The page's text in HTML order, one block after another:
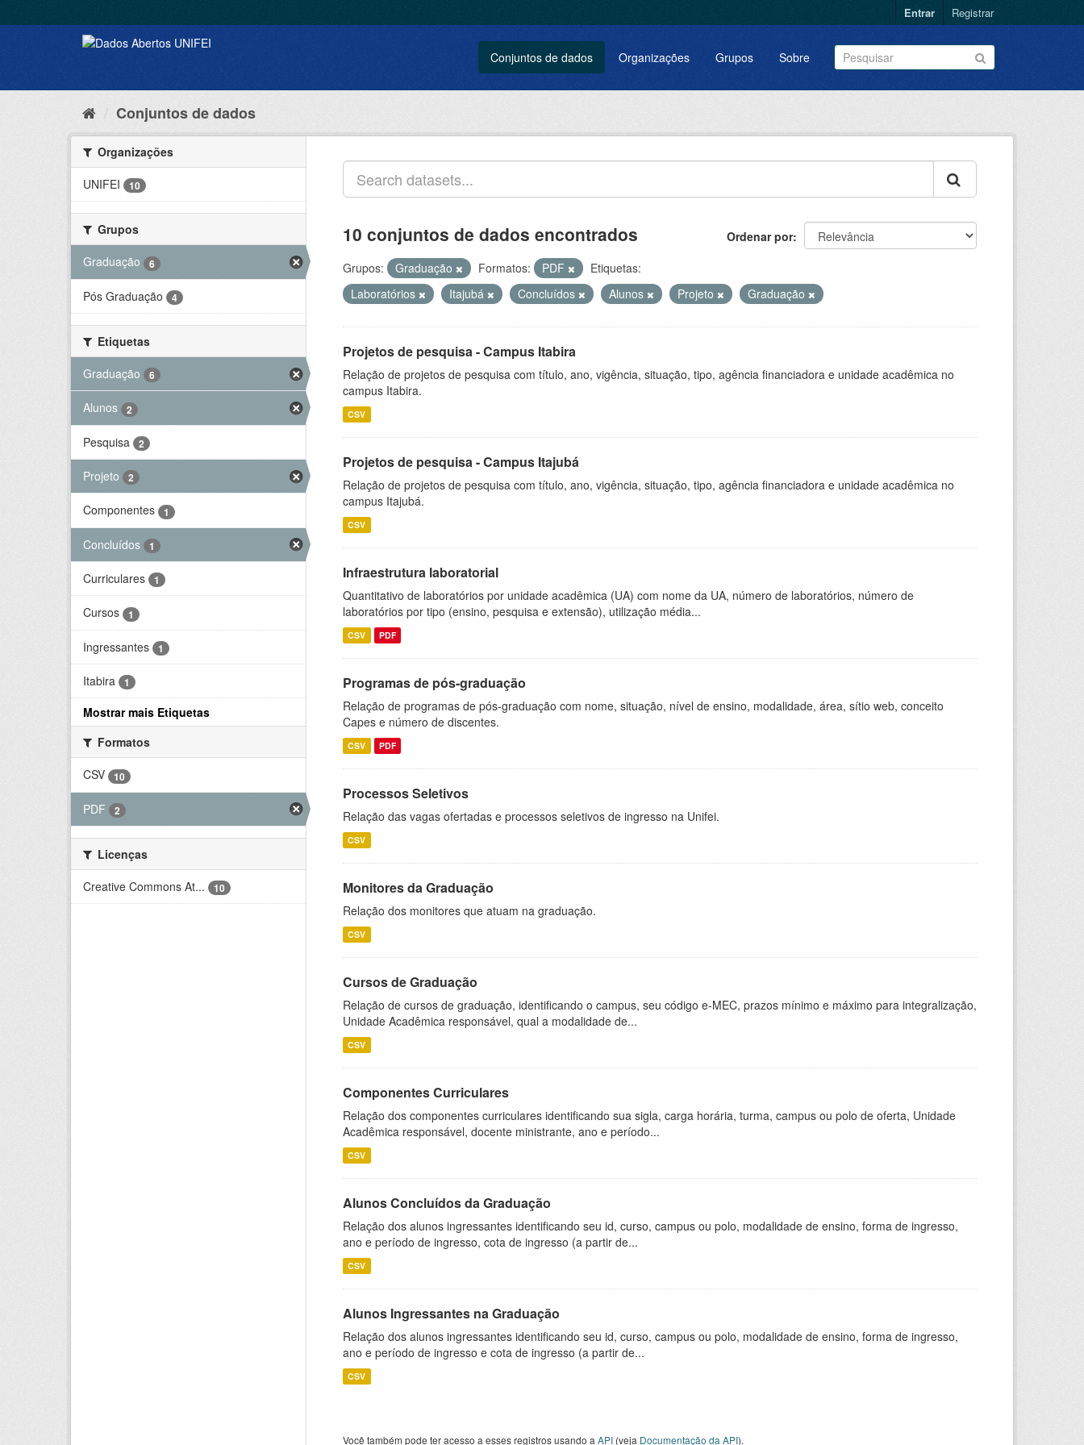
Entrar Registrar
Conjuntos de dados Organizações Grupos Sobre
Conjuntos de dados
Organizações
UNIFEI
10
Grupos
Graduação
6
Pós Graduação 4
Etiquetas
Graduação
6
Alunos 2
Pesquisa 2
Projeto 2
Componentes 1
Concluídos 1
Curriculares 1
Cursos 1
Ingressantes 1
Itabira 1
Mostrar mais Etiquetas
Formatos
CSV
10
PDF 2
Licenças
Creative Commons At...
10
Ordenar por
10 conjuntos de dados encontrados
Grupos: Graduação Formatos: PDF
Etiquetas:
Laboratórios
Itajubá Concluídos Alunos Projeto Graduação
Projetos de pesquisa - Campus Itabira
Relação de projetos de pesquisa com título, ano, vigência, situação, tipo, agência financiadora e unidade acadêmica no
campus Itabira.
CSV
Projetos de pesquisa - Campus Itajubá
Relação de projetos de pesquisa com título, ano, vigência, situação, tipo, agência financiadora e unidade acadêmica no
campus Itajubá.
CSV
Infraestrutura laboratorial
Quantitativo de laboratórios por unidade acadêmica (UA) com nome da UA, número de laboratórios, número de
laboratórios por tipo (ensino, pesquisa e extensão), utilização média...
CSV PDF
Programas de pós-graduação
Relação de programas de pós-graduação com nome, situação, nível de ensino, modalidade, área, sítio web, conceito
Capes e número de discentes.
CSV PDF
Processos Seletivos
Relação das vagas ofertadas e processos seletivos de ingresso na Unifei.
CSV
Monitores da Graduação
Relação dos monitores que atuam na graduação.
CSV
Cursos de Graduação
Relação de cursos de graduação, identificando o campus, seu código e-MEC, prazos mínimo e máximo para integralização,
Unidade Acadêmica responsável, qual a modalidade de...
CSV
Componentes Curriculares
Relação dos componentes curriculares identificando sua sigla, carga horária, turma, campus ou polo de oferta, Unidade
Acadêmica responsável, docente ministrante, ano e período...
CSV
Alunos Concluídos da Graduação
Relação dos alunos ingressantes identificando seu id, curso, campus ou polo, modalidade de ensino, forma de ingresso,
ano e período de ingresso, cota de ingresso (a partir de...
CSV
Alunos Ingressantes na Graduação
Relação dos alunos ingressantes identificando seu id, curso, campus ou polo, modalidade de ensino, forma de ingresso,
ano e período de ingresso e cota de ingresso (a partir de...
CSV
Você também pode ter acesso a esses registros usando a API (veja Documentação da API).